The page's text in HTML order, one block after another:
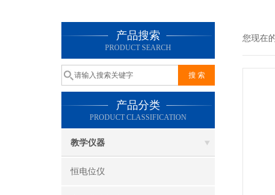
产品搜索
PRODUCT SEARCH
产品分类
PRODUCT CLASSIFICATION
教学仪器
恒电位仪
您现在